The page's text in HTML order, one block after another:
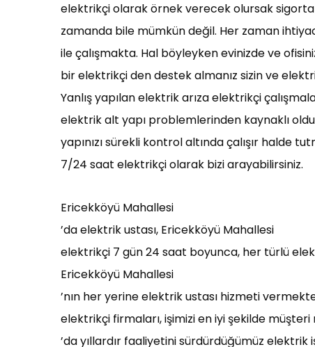
elektrikçi olarak örnek verecek olursak
zamanda bile mümkün değil. Her zaman
ile çalışmakta. Hal böyleyken evinizde ve
bir elektrikçi den destek almanız sizin ve
Yanlış yapılan elektrik arıza elektrikçi
elektrik alt yapı problemlerinden kaynaklı
yapınızı sürekli kontrol altında çalışır halde
7/24 saat elektrikçi olarak bizi arayabilirsiniz.
Ericekköyü Mahallesi
’da elektrik ustası, Ericekköyü Mahallesi
elektrikçi 7 gün 24 saat boyunca, her türlü
Ericekköyü Mahallesi
’nın her yerine elektrik ustası hizmeti
elektrikçi firmaları, işimizi en iyi şekilde
’da yıllardır faaliyetini sürdürdüğümüz